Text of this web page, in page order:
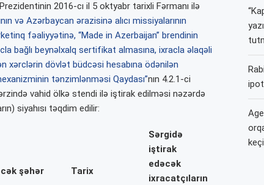
2016-cı il 5 oktyabr tarixli Fərmanı ilə
və Azərbaycan ərazisinə alıcı missiyalarının
fəaliyyətinə, “Made in Azerbaijan” brendinin
bağlı beynəlxalq sertifikat almasına, ixracla əlaqəli
xərclərin dövlət büdcəsi hesabına ödənilən
tənzimlənməsi Qaydası”nın 4.2.1-ci
vahid ölkə stendi ilə iştirak edilməsi nəzərdə
siyahısı təqdim edilir:
şəhər Tarix
Sərgidə
iştirak
edəcək
ixracatçıların